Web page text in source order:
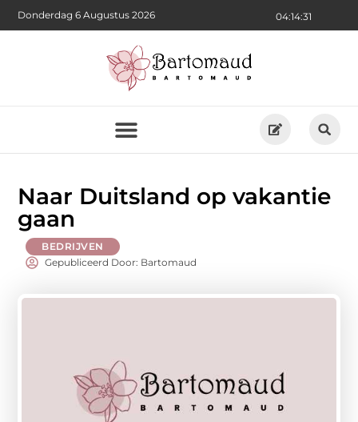
04:14:33
Donderdag 6 Augustus 2026
Naar Duitsland op vakantie
gaan
BEDRIJVEN
Gepubliceerd Door: Bartomaud